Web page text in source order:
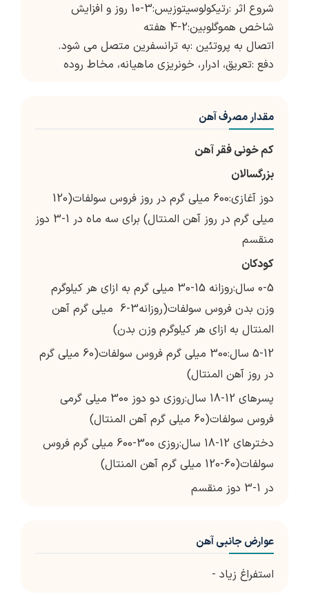
شروع اثر :رتیکولوسیتوزیس:3-10 روز و افزایش
شاخص هموگلوبین:2-4 هفته
اتصال به پروتئین :به ترانسفرین متصل می شود.
دفع :تعریق، ادرار، خونریزی ماهیانه، مخاط روده
مقدار مصرف آهن
کم خونی فقر آهن
بزرگسالان
دوز آغازی:600 میلی گرم در روز فروس سولفات(120
میلی گرم در روز آهن المنتال) برای سه ماه در 1-3 دوز
منقسم
کودکان
0-5 سال:روزانه 15-30 میلی گرم به ازای هر کیلوگرم
وزن بدن فروس سولفات(روزانه3-6 میلی گرم آهن
المنتال به ازای هر کیلوگرم وزن بدن)
5-12 سال:300 میلی گرم فروس سولفات(60 میلی گرم
در روز آهن المنتال)
پسرهای 12-18 سال:روزی دو دوز 300 میلی گرمی
فروس سولفات(60 میلی گرم آهن المنتال)
دخترهای 12-18 سال:روزی 300-600 میلی گرم فروس
سولفات(60-120 میلی گرم آهن المنتال)
در 1-3 دوز منقسم
عوارض جانبی آهن
استفراغ زیاد -